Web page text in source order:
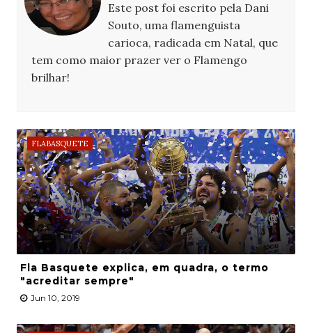
Este post foi escrito pela Dani
Souto, uma flamenguista
carioca, radicada em Natal, que
tem como maior prazer ver o Flamengo
brilhar!
FLABASQUETE
Fla Basquete explica, em quadra, o termo
"acreditar sempre"
Jun 10, 2019